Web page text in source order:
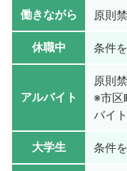
働きながら 原則
休職中 条件
アルバイト
原則
※市区
バイ
大学生 条件